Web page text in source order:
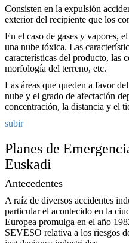
Consisten en la expulsión
exterior del recipiente que los
En el caso de gases y vapores,
una nube tóxica. Las
características del producto, las
morfología del terreno, etc.
Las áreas que queden a favor
nube y el grado de afectación
concentración, la distancia y el
subir
Planes de
Euskadi
Antecedentes
A raíz de diversos accidentes
particular el acontecido en la
Europea promulga en el año
SEVESO relativa a los riesgos